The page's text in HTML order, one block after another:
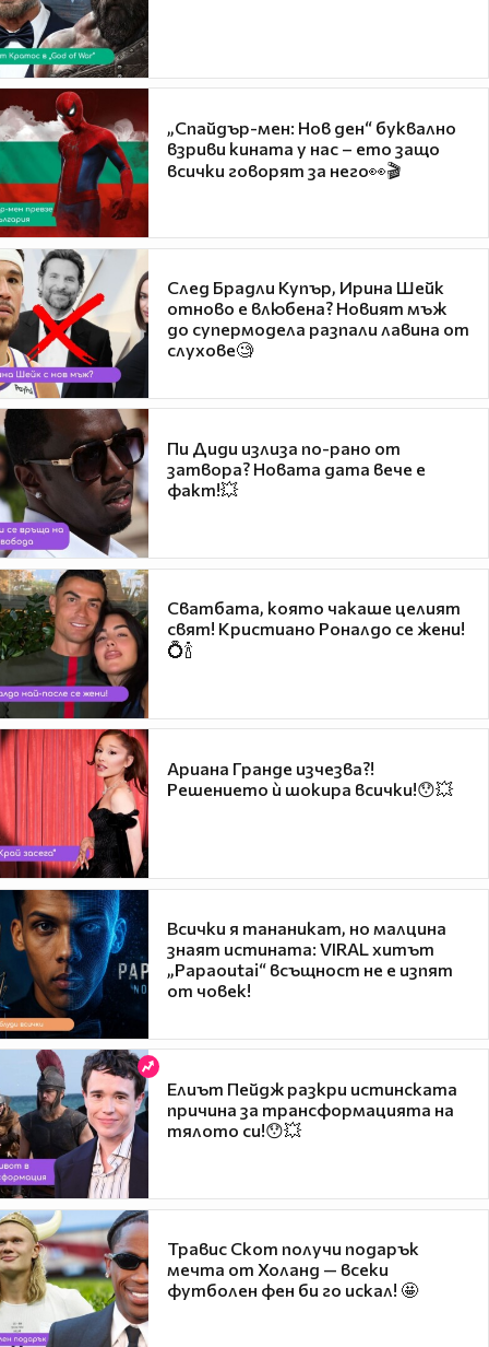
„Спайдър-мен: Нов ден“ буквално
взриви кината у нас – ето защо
всички говорят за него👀🎬
След Брадли Купър, Ирина Шейк
отново е влюбена? Новият мъж
до супермодела разпали лавина от
слухове🧐
Пи Диди излиза по-рано от
затвора? Новата дата вече е
факт!💥
Сватбата, която чакаше целият
свят! Кристиано Роналдо се жени!
💍🍾
Ариана Гранде изчезва?!
Решението ѝ шокира всички!😯💥
Всички я тананикат, но малцина
знаят истината: VIRAL хитът
„Papaoutai“ всъщност не е изпят
от човек!
Елиът Пейдж разкри истинската
причина за трансформацията на
тялото си!😯💥
Травис Скот получи подарък
мечта от Холанд — всеки
футболен фен би го искал! 🤩